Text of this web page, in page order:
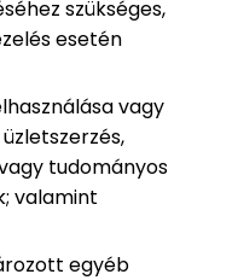
szükséges,
esetén
vagy
tudományos
valamint
egyéb